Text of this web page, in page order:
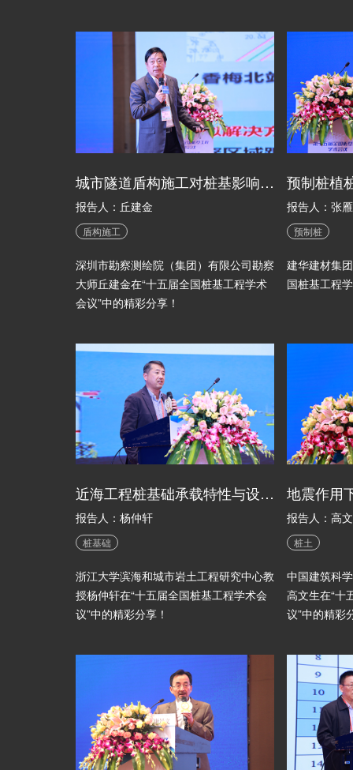
城市隧道盾构施工对桩基影响与托换技术
报告人：丘建金
盾构施工
深圳市勘察测绘院（集团）有限公司勘察
大师丘建金在“十五届全国桩基工程学术
会议”中的精彩分享！
预制桩植
报告人：张雁
预制桩
建华建材集
国桩基工程
近海工程桩基础承载特性与设计分析方法
报告人：杨仲轩
桩基础
浙江大学滨海和城市岩土工程研究中心教
授杨仲轩在“十五届全国桩基工程学术会
议”中的精彩分享！
报告人：高
桩土
中国建筑科
高文生在“十
议”中的精彩